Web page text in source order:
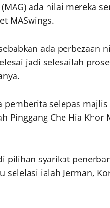
ada nilai mereka
MASwings.
ada perbezaan
jadi selesailah
pemberita selepas
Pinggang Che Hia Khor
pilihan syarikat
ialah Jerman,